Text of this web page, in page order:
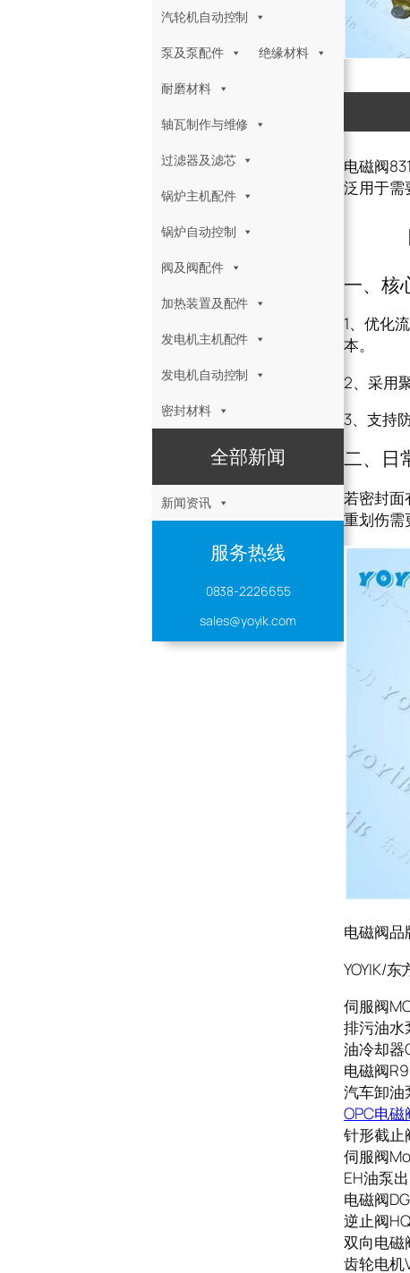
汽轮机自动控制
泵及泵配件 绝缘材料
耐磨材料
轴瓦制作与维修
过滤器及滤芯
锅炉主机配件
锅炉自动控制
阀及阀配件
加热装置及配件
发电机主机配件
发电机自动控制
密封材料
全部新闻
新闻资讯
服务热线
0838-2226655
sales@yoyik.com
电磁阀
泛用于需
电
一、核
1、优化
本。
2、采用
3、支持
二、日
若密封面
重划伤需
电磁阀品
YOYIK/
伺服阀
排污油水
油冷却器
电磁阀
汽车卸油
OPC电磁
针形截止
伺服阀
EH油泵
电磁阀
逆止阀
双向电磁
齿轮电机